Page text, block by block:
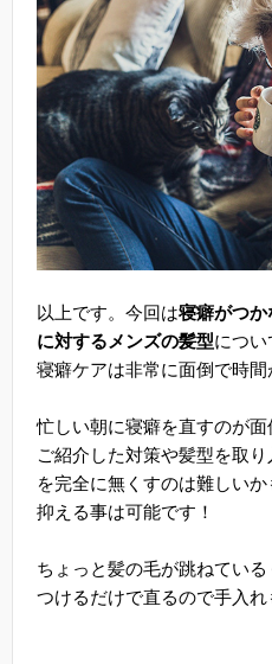
以上です。今回は寝癖がつ
に対するメンズの髪型につ
寝癖ケアは非常に面倒で時間
忙しい朝に寝癖を直すのが
ご紹介した対策や髪型を取
を完全に無くすのは難しい
抑える事は可能です！
ちょっと髪の毛が跳ねてい
つけるだけで直るので手入れ